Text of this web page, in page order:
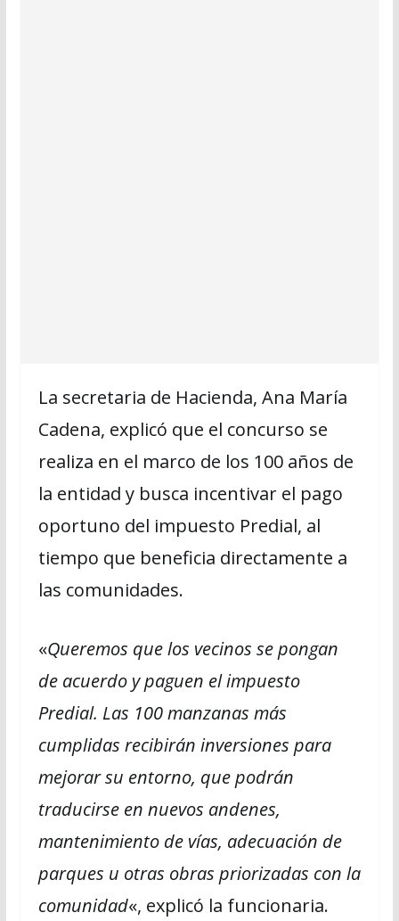
La secretaria de Hacienda, Ana María
Cadena, explicó que el concurso se
realiza en el marco de los 100 años de
la entidad y busca incentivar el pago
oportuno del impuesto Predial, al
tiempo que beneficia directamente a
las comunidades.
«Queremos que los vecinos se pongan
de acuerdo y paguen el impuesto
Predial. Las 100 manzanas más
cumplidas recibirán inversiones para
mejorar su entorno, que podrán
traducirse en nuevos andenes,
mantenimiento de vías, adecuación de
parques u otras obras priorizadas con la
comunidad«, explicó la funcionaria.